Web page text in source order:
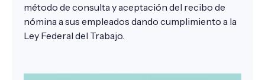
método de consulta y aceptación del recibo de
nómina a sus empleados dando cumplimiento a la
Ley Federal del Trabajo.